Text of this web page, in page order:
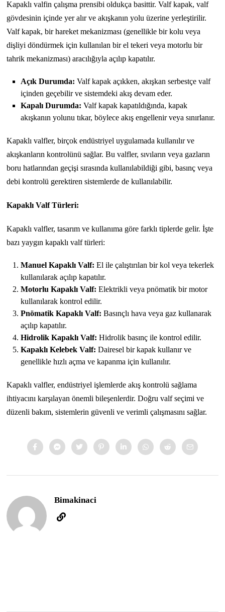
Kapaklı valfin çalışma prensibi oldukça basittir. Valf kapak, valf
gövdesinin içinde yer alır ve akışkanın yolu üzerine yerleştirilir.
Valf kapak, bir hareket mekanizması (genellikle bir kolu veya
dişliyi döndürmek için kullanılan bir el tekeri veya motorlu bir
tahrik mekanizması) aracılığıyla açılıp kapatılır.
Açık Durumda: Valf kapak açıkken, akışkan serbestçe valf
içinden geçebilir ve sistemdeki akış devam eder.
Kapalı Durumda: Valf kapak kapatıldığında, kapak
akışkanın yolunu tıkar, böylece akış engellenir veya sınırlanır.
Kapaklı valfler, birçok endüstriyel uygulamada kullanılır ve
akışkanların kontrolünü sağlar. Bu valfler, sıvıların veya gazların
boru hatlarından geçişi sırasında kullanılabildiği gibi, basınç veya
debi kontrolü gerektiren sistemlerde de kullanılabilir.
Kapaklı Valf Türleri:
Kapaklı valfler, tasarım ve kullanıma göre farklı tiplerde gelir. İşte
bazı yaygın kapaklı valf türleri:
Manuel Kapaklı Valf: El ile çalıştırılan bir kol veya tekerlek
kullanılarak açılıp kapatılır.
Motorlu Kapaklı Valf: Elektrikli veya pnömatik bir motor
kullanılarak kontrol edilir.
Pnömatik Kapaklı Valf: Basınçlı hava veya gaz kullanarak
açılıp kapatılır.
Hidrolik Kapaklı Valf: Hidrolik basınç ile kontrol edilir.
Kapaklı Kelebek Valf: Dairesel bir kapak kullanır ve
genellikle hızlı açma ve kapanma için kullanılır.
Kapaklı valfler, endüstriyel işlemlerde akış kontrolü sağlama
ihtiyacını karşılayan önemli bileşenlerdir. Doğru valf seçimi ve
düzenli bakım, sistemlerin güvenli ve verimli çalışmasını sağlar.
Bimakinaci